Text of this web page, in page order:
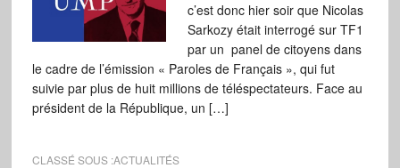
c’est donc hier soir que Nicolas
Sarkozy était interrogé sur TF1
par un panel de citoyens dans
le cadre de l’émission « Paroles de Français », qui fut
suivie par plus de huit millions de téléspectateurs. Face au
président de la République, un […]
CLASSÉ SOUS :ACTUALITÉS